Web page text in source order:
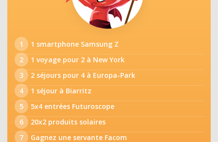
1
1 smartphone Samsung Z
2
1 voyage pour 2 à New York
3
2 séjours pour 4 à Europa-Park
4
1 séjour à Biarritz
5
5x4 entrées Futuroscope
6
20x2 produits solaires
7
Gagnez une servante Facom